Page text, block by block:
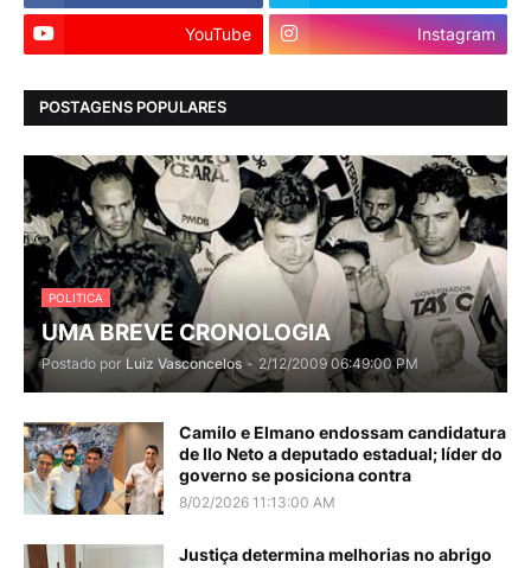
YouTube Instagram
POSTAGENS POPULARES
POLITICA
UMA BREVE CRONOLOGIA
Postado por Luiz Vasconcelos - 2/12/2009 06:49:00 PM
Camilo e Elmano endossam candidatura
de Ilo Neto a deputado estadual; líder do
governo se posiciona contra
8/02/2026 11:13:00 AM
Justiça determina melhorias no abrigo